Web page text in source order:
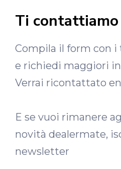
Ti
Compila il form con i
e richiedi maggiori
Verrai ricontattato
E se vuoi rimanere
novità dealermate,
newsletter